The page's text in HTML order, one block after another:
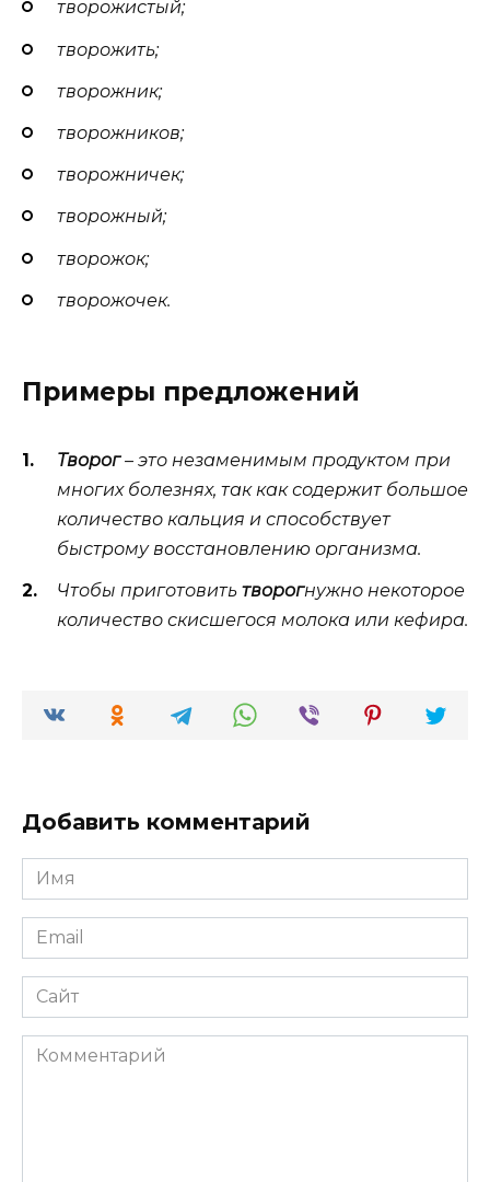
творожистый;
творожить;
творожник;
творожников;
творожничек;
творожный;
творожок;
творожочек.
Примеры предложений
Творог– это незаменимым продуктом при
многих болезнях, так как содержит большое
количество кальция и способствует
быстрому восстановлению организма.
Чтобы приготовить творогнужно некоторое
количество скисшегося молока или кефира.
Добавить комментарий
Имя
*
Email
*
Сайт
Комментарий